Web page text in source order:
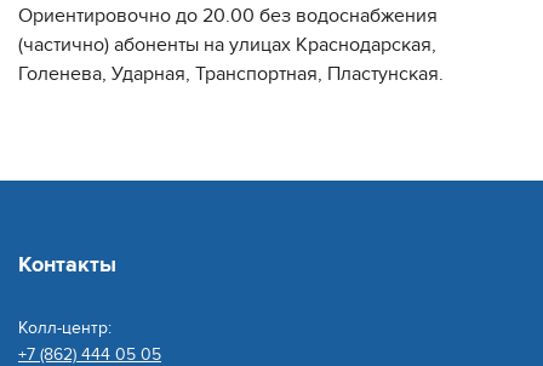
Ориентировочно до 20.00 без водоснабжения
(частично) абоненты на улицах Краснодарская,
Голенева, Ударная, Транспортная, Пластунская.
Контакты
Колл-центр:
+7 (862) 444 05 05